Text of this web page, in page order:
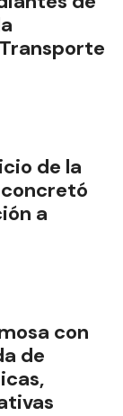
de la
a
con
de